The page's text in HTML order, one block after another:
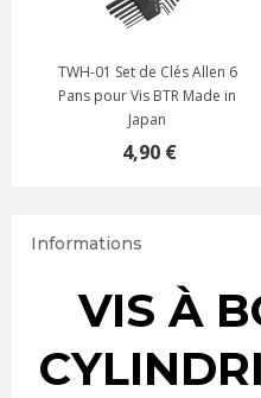
TWH-01 Set de Clés Allen 6
Pans pour Vis BTR Made in
Japan
4,90 €
Informations
VIS À